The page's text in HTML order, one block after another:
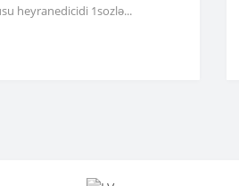
heyranedicidi 1sozlə...